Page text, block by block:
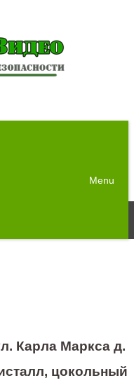
Menu
Карла Маркса д.
цокольный